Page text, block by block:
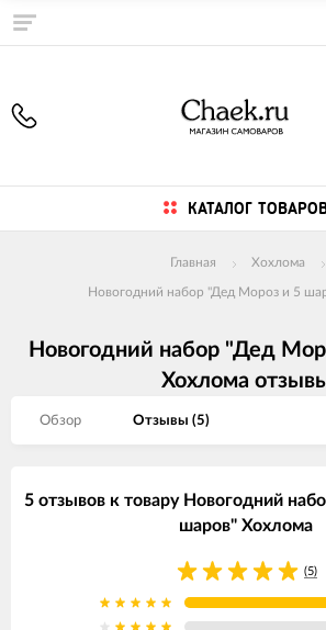
КАТАЛОГ
Главная Хохлома
Новогодний набор "Дед Мороз и 5
Новогодний набор "Дед
Хохлома
Обзор Отзывы (5)
5 отзывов к товару Новогодний
шаров" Хохлома
(5)